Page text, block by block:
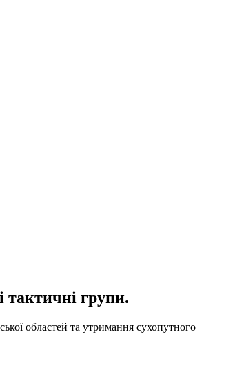
групи.
областей та утримання сухопутного